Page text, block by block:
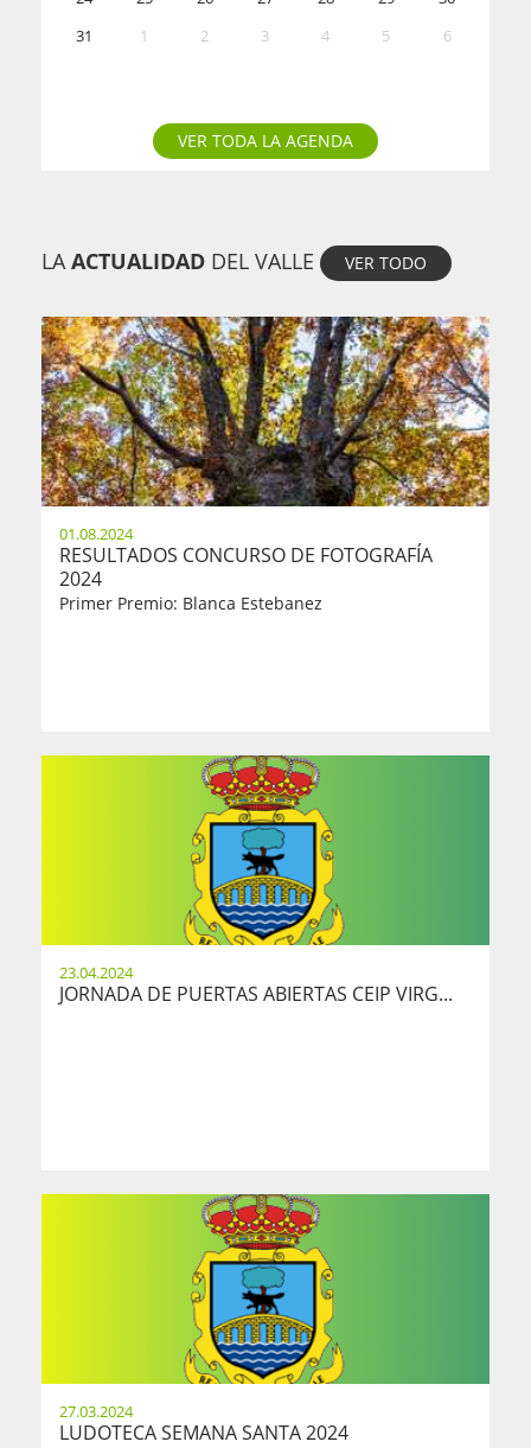
31
1 2 3 4 5 6
VER TODA LA AGENDA
LAACTUALIDAD DEL VALLE VER TODO
01.08.2024
RESULTADOS CONCURSO DE FOTOGRAFÍA
2024
Primer Premio: Blanca Estebanez
23.04.2024
JORNADA DE PUERTAS ABIERTAS CEIP VIRG...
27.03.2024
LUDOTECA SEMANA SANTA 2024